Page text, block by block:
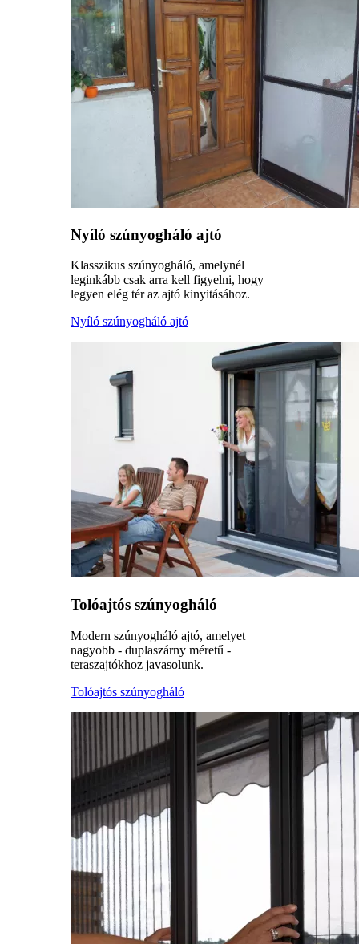
Nyíló szúnyogháló ajtó
Klasszikus szúnyogháló, amelynél
leginkább csak arra kell figyelni, hogy
legyen elég tér az ajtó kinyitásához.
Nyíló szúnyogháló ajtó
Tolóajtós szúnyogháló
Modern szúnyogháló ajtó, amelyet
nagyobb - duplaszárny méretű -
teraszajtókhoz javasolunk.
Tolóajtós szúnyogháló